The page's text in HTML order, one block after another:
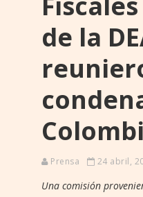
de la
Prensa 24 abril,
Una comisión